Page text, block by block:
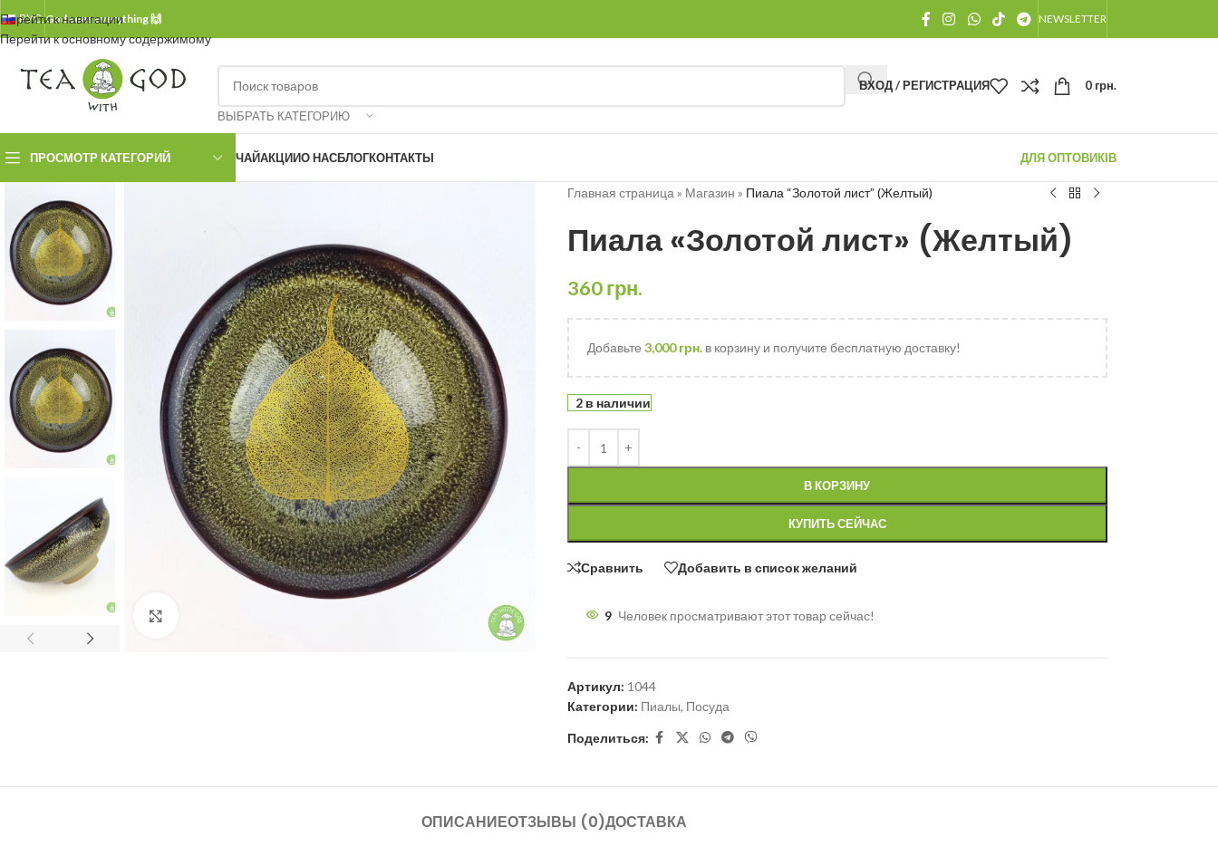
Перейти к навигации
Перейти к основному содержимому
РУС.God sees everything 🙌 NEWSLETTER
ВЫБРАТЬ КАТЕГОРИЮ
ВХОД / РЕГИСТРАЦИЯ 0 грн.
ПРОСМОТР КАТЕГОРИЙ ЧАЙАКЦИИО НАСБЛОГКОНТАКТЫ ДЛЯ ОПТОВИКІВ
Главная страница » Магазин » Пиала “Золотой лист” (Желтый)
Пиала «Золотой лист» (Желтый)
360грн.
Добавьте 3,000грн.в корзину и получите бесплатную доставку!
2 в наличии
В КОРЗИНУ
КУПИТЬ СЕЙЧАС
Сравнить Добавить в список желаний
9 Человек просматривают этот товар сейчас!
Артикул: 1044
Категории: Пиалы, Посуда
Поделиться:
ОПИСАНИЕОТЗЫВЫ (0)ДОСТАВКА